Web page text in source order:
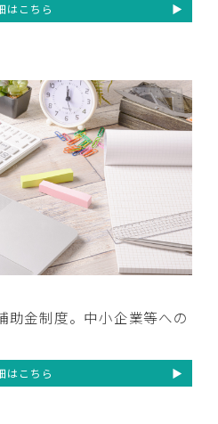
はこちら
助金制度。中小企業等への
はこちら